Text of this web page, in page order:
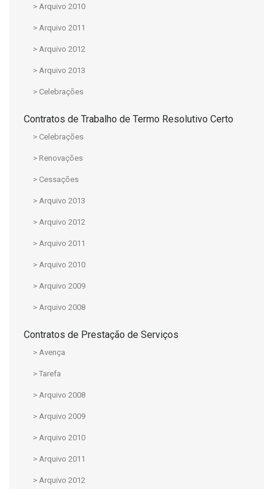
> Arquivo 2010
> Arquivo 2011
> Arquivo 2012
> Arquivo 2013
> Celebrações
Contratos de Trabalho de Termo Resolutivo Certo
> Celebrações
> Renovações
> Cessações
> Arquivo 2013
> Arquivo 2012
> Arquivo 2011
> Arquivo 2010
> Arquivo 2009
> Arquivo 2008
Contratos de Prestação de Serviços
> Avença
> Tarefa
> Arquivo 2008
> Arquivo 2009
> Arquivo 2010
> Arquivo 2011
> Arquivo 2012